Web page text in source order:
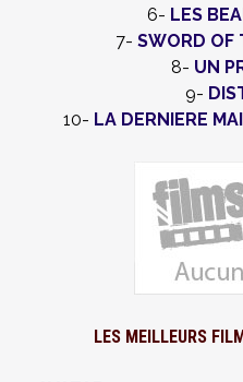
6- LES
7- SWORD OF
8- UN
9-
10- LA DERNIERE
LES MEILLEURS